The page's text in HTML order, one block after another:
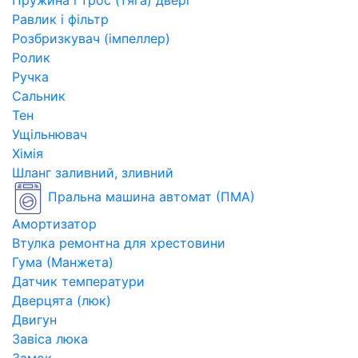
Равлик і фільтр
Розбризкувач (імпеллер)
Ролик
Ручка
Сальник
Тен
Ущільнювач
Хімія
Шланг заливний, зливний
Пральна машина автомат (ПМА)
Амортизатор
Втулка ремонтна для хрестовини
Гума (Манжета)
Датчик температури
Дверцята (люк)
Двигун
Завіса люка